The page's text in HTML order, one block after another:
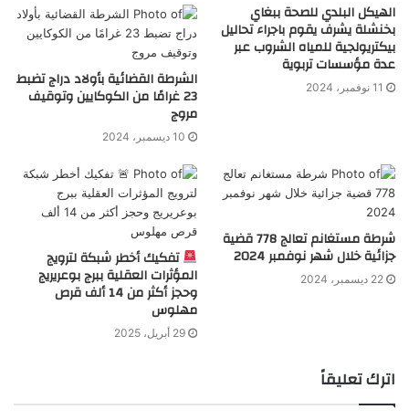
الهيكل البلدي للصحة ببغاي
بخنشلة يشرف يقوم باجراء تحاليل
بيكتريولجية للمياه الشروب عبر
عدة مؤسسات تربوية
11 نوفمبر، 2024 الشرطة القضائية بأولاد دراج تضبط
23 غرامًا من الكوكايين وتوقيف
مروج
10 ديسمبر، 2024
شرطة مستغانم تعالج 778 قضية
جزائية خلال شهر نوفمبر 2024
22 ديسمبر، 2024
تفكيك أخطر شبكة لترويج
المؤثرات العقلية ببرج بوعريريج
وحجز أكثر من 14 ألف قرص
مهلوس
29 أبريل، 2025
اترك تعليقاً